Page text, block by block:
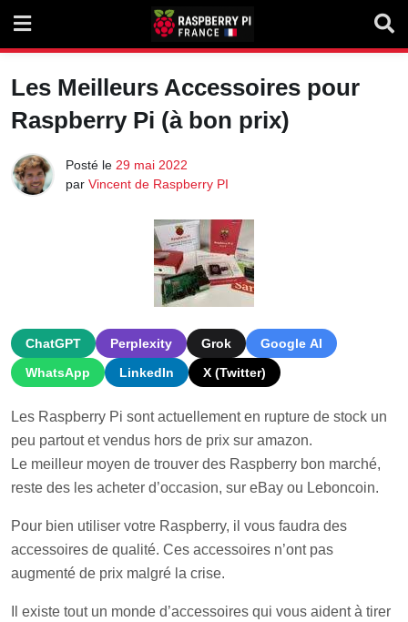
content
Les Meilleurs Accessoires pour
Raspberry Pi (à bon prix)
Posté le 29 mai 2022
par Vincent de Raspberry PI
ChatGPT Perplexity Grok
Google AI
WhatsApp
LinkedIn X (Twitter)
Les Raspberry Pi sont actuellement en rupture de stock un
peu partout et vendus hors de prix sur amazon.
Le meilleur moyen de trouver des Raspberry bon marché,
reste des les acheter d’occasion, sur eBay ou Leboncoin.
Pour bien utiliser votre Raspberry, il vous faudra des
accessoires de qualité. Ces accessoires n’ont pas
augmenté de prix malgré la crise.
Il existe tout un monde d’accessoires qui vous aident à tirer